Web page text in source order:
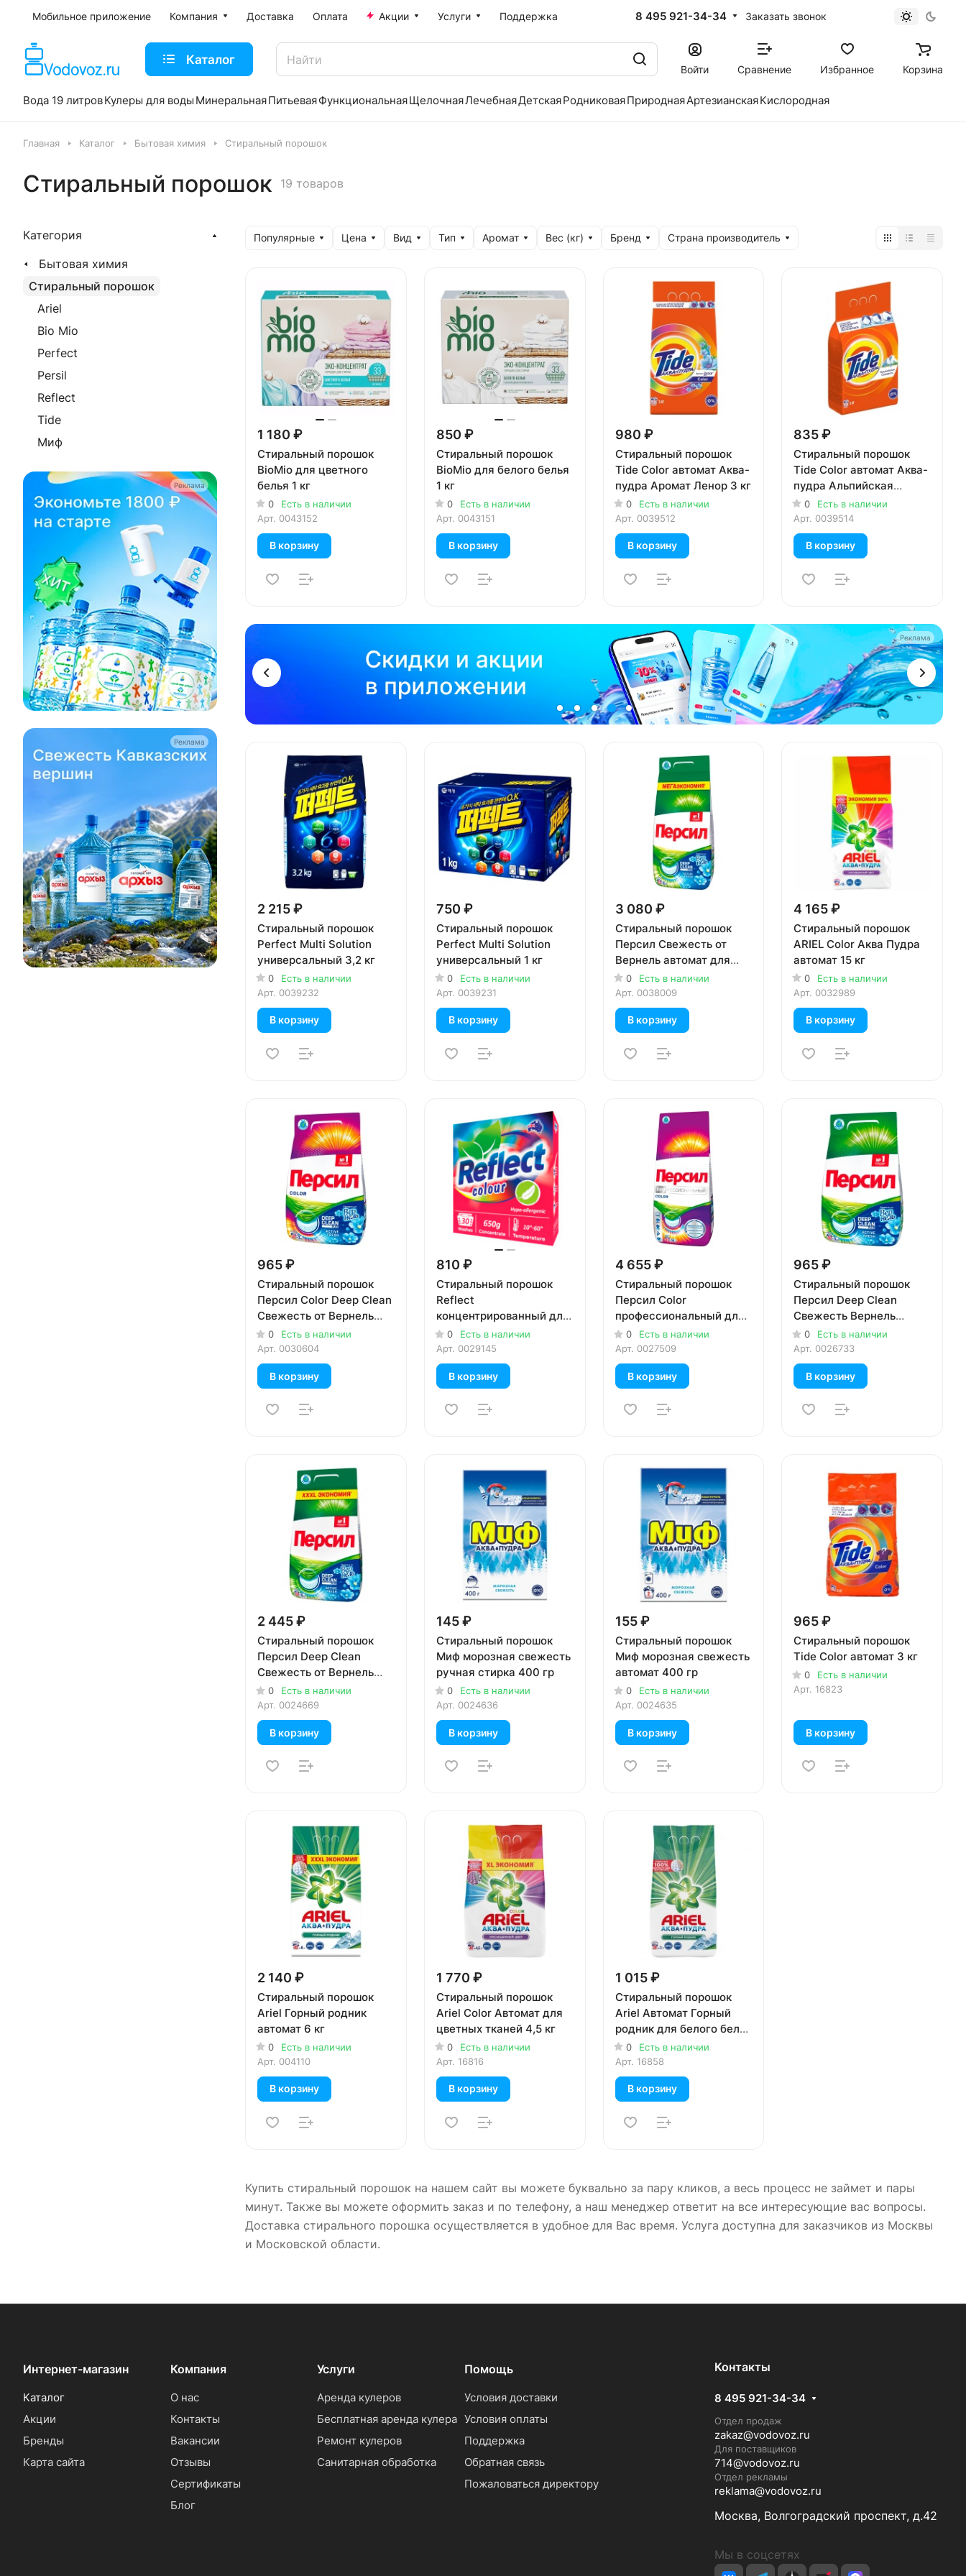
Мобильное приложение Компания Доставка Оплата Акции Услуги Поддержка 8 495 921-34-34 Заказать звонок
Каталог
Войти Сравнение Избранное Корзина
Вода 19 литровКулеры для воды МинеральнаяПитьеваяФункциональнаяЩелочнаяЛечебнаяДетскаяРодниковаяПрироднаяАртезианскаяКислородная
Главная Каталог Бытовая химия Стиральный порошок
Стиральный порошок 19 товаров
Популярные Цена Вид Тип Аромат Вес (кг) Бренд Страна производитель
1 180 ₽
Стиральный порошок
BioMio для цветного
белья 1 кг
0
Есть в наличии
Арт. 0043152
В корзину
Реклама
850 ₽
Стиральный порошок
BioMio для белого белья
1 кг
0
Есть в наличии
Арт. 0043151
В корзину
980 ₽
Стиральный порошок
Tide Color автомат Аква-
пудра Аромат Ленор 3 кг
0
Есть в наличии
Арт. 0039512
В корзину
835 ₽
Стиральный порошок
Tide Color автомат Аква-
пудра Альпийская
Свежесть 3 кг
0
Есть в наличии
Арт. 0039514
В корзину
2 215 ₽
Стиральный порошок
Perfect Multi Solution
универсальный 3,2 кг
0
Есть в наличии
Арт. 0039232
В корзину
750 ₽
Стиральный порошок
Perfect Multi Solution
универсальный 1 кг
0
Есть в наличии
Арт. 0039231
В корзину
3 080 ₽
Стиральный порошок
Персил Свежесть от
Вернель автомат для
белого белья 8 кг
0
Есть в наличии
Арт. 0038009
В корзину
4 165 ₽
Стиральный порошок
ARIEL Color Аква Пудра
автомат 15 кг
0
Есть в наличии
Арт. 0032989
В корзину
965 ₽
Стиральный порошок
Персил Color Deep Clean
Свежесть от Вернель
автомат для цветного
белья 3 кг
0
Есть в наличии
Арт. 0030604
В корзину
810 ₽
Стиральный порошок
Reflect
концентрированный для
цветного белья 650 гр
0
Есть в наличии
Арт. 0029145
В корзину
4 655 ₽
Стиральный порошок
Персил Color
профессиональный для
цветного белья 14 кг
0
Есть в наличии
Арт. 0027509
В корзину
965 ₽
Стиральный порошок
Персил Deep Clean
Свежесть Вернель
автомат для белого
белья 3 кг
0
Есть в наличии
Арт. 0026733
В корзину
2 445 ₽
Стиральный порошок
Персил Deep Clean
Свежесть от Вернель
автомат для белого
белья 6 кг
0
Есть в наличии
Арт. 0024669
В корзину
145 ₽
Стиральный порошок
Миф морозная свежесть
ручная стирка 400 гр
0
Есть в наличии
Арт. 0024636
В корзину
155 ₽
Стиральный порошок
Миф морозная свежесть
автомат 400 гр
0
Есть в наличии
Арт. 0024635
В корзину
965 ₽
Стиральный порошок
Tide Color автомат 3 кг
0
Есть в наличии
Арт. 16823
В корзину
2 140 ₽
Стиральный порошок
Ariel Горный родник
автомат 6 кг
0
Есть в наличии
Арт. 004110
В корзину
1 770 ₽
Стиральный порошок
Ariel Color Автомат для
цветных тканей 4,5 кг
0
Есть в наличии
Арт. 16816
В корзину
1 015 ₽
Стиральный порошок
Ariel Автомат Горный
родник для белого белья
3 кг
0
Есть в наличии
Арт. 16858
В корзину
Купить стиральный порошок на нашем сайт вы можете буквально за пару кликов, а весь процесс не займет и пары
минут. Также вы можете оформить заказ и по телефону, а наш менеджер ответит на все интересующие вас вопросы.
Доставка стирального порошка осуществляется в удобное для Вас время. Услуга доступна для заказчиков из Москвы
и Московской области.
Категория
Бытовая химия
Стиральный порошок
Ariel
Bio Mio
Perfect
Persil
Reflect
Tide
Миф
Реклама
Реклама
Интернет-магазин
Каталог
Акции
Бренды
Карта сайта
Компания
О нас
Контакты
Вакансии
Отзывы
Сертификаты
Блог
Услуги
Аренда кулеров
Бесплатная аренда кулера
Ремонт кулеров
Санитарная обработка
Помощь
Условия доставки
Условия оплаты
Поддержка
Обратная связь
Пожаловаться директору
Контакты
8 495 921-34-34
Отдел продаж
zakaz@vodovoz.ru
Для поставщиков
714@vodovoz.ru
Отдел рекламы
reklama@vodovoz.ru
Москва, Волгоградский проспект, д.42
Мы в соцсетях